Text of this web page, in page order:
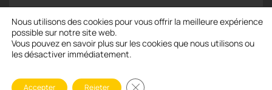
Nous utilisons des cookies pour vous offrir la meilleure expérience
possible sur notre site web.
Vous pouvez en savoir plus sur les cookies que nous utilisons ou
les désactiver immédiatement.
Accepter Rejeter Fermer la bannière des cookies